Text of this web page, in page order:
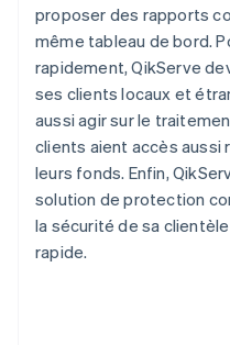
proposer des rapports
même tableau de bord.
rapidement, QikServe
ses clients locaux et
aussi agir sur le
clients aient accès aussi
leurs fonds. Enfin,
solution de protection
la sécurité de sa
rapide.